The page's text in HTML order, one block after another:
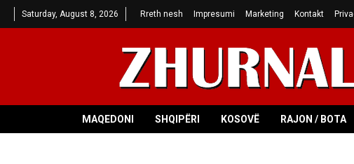
Saturday, August 8, 2026 Rreth nesh Impresumi Marketing Kontakt
MAQEDONI SHQIPËRI KOSOVË RAJON / BOTA